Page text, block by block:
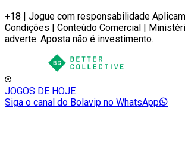
+18 | Jogue com responsabilidade
Condições | Conteúdo Comercial |
adverte: Aposta não é investimento.
JOGOS DE HOJE
Siga o canal do Bolavip no WhatsApp